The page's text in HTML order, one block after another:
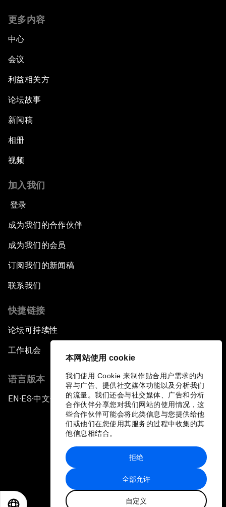
本网站使用 cookie
我们使用 Cookie 来制作贴合用户需求的内
容与广告、提供社交媒体功能以及分析我们
的流量。我们还会与社交媒体、广告和分析
合作伙伴分享您对我们网站的使用情况，这
些合作伙伴可能会将此类信息与您提供给他
们或他们在您使用其服务的过程中收集的其
他信息相结合。
全部允许
自定义
拒绝
更多内容
中心
会议
利益相关方
论坛故事
新闻稿
相册
视频
加入我们
登录
成为我们的合作伙伴
成为我们的会员
订阅我们的新闻稿
联系我们
快捷链接
论坛可持续性
工作机会
语言版本
EN ▪ES▪中文▪ 日本語
站点地图
世界经济论坛